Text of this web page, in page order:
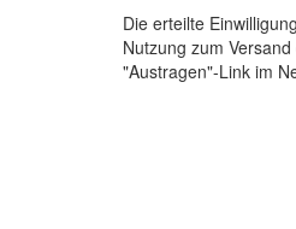
Die erteilte
Nutzung zum
"Austragen"-Link im